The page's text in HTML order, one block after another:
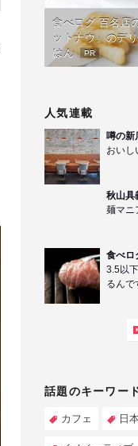
食べログ 百名店
ットナウ」のデ
はん
PR
人気連載
噂の新
おいし
秋山具
麺マニ
食べロ
3.5以
るんで
話題のキーワー
カフェ 日